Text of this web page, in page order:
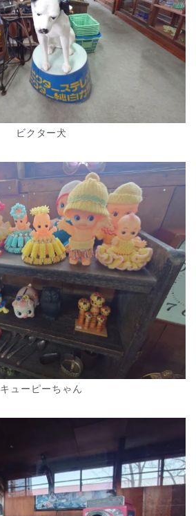
ビクター犬
キューピーちゃん